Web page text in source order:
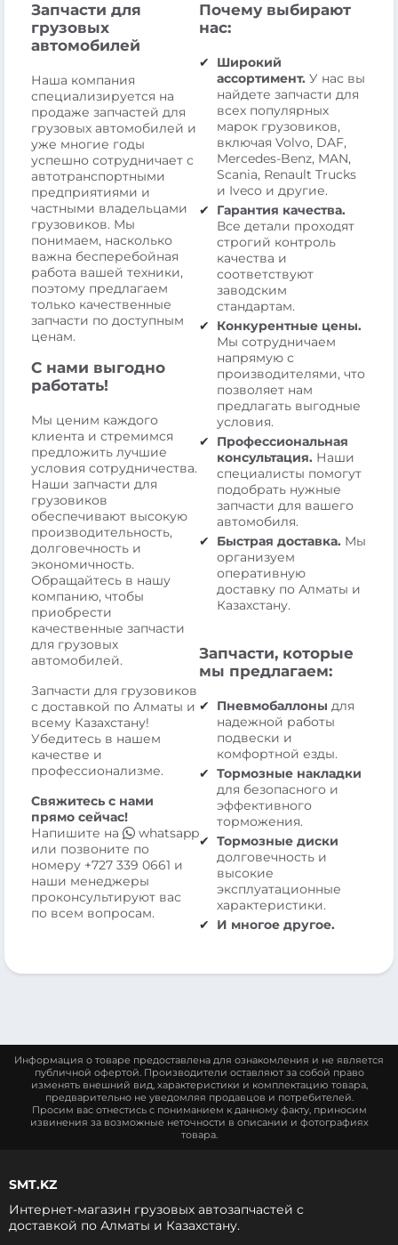
Запчасти для
грузовых
автомобилей
Наша компания
специализируется на
продаже запчастей для
грузовых автомобилей и
уже многие годы
успешно сотрудничает с
автотранспортными
предприятиями и
частными владельцами
грузовиков. Мы
понимаем, насколько
важна бесперебойная
работа вашей техники,
поэтому предлагаем
только качественные
запчасти по доступным
ценам.
С нами выгодно
работать!
Мы ценим каждого
клиента и стремимся
предложить лучшие
условия сотрудничества.
Наши запчасти для
грузовиков
обеспечивают высокую
производительность,
долговечность и
экономичность.
Обращайтесь в нашу
компанию, чтобы
приобрести
качественные запчасти
для грузовых
автомобилей.
Запчасти для грузовиков
с доставкой по Алматы и
всему Казахстану!
Убедитесь в нашем
качестве и
профессионализме.
Свяжитесь с нами
прямо сейчас!
Напишите на
whatsapp
или позвоните по
номеру +727 339 0661 и
наши менеджеры
проконсультируют вас
по всем вопросам.
Почему выбирают
нас:
Широкий
ассортимент. У нас вы
найдете запчасти для
всех популярных
марок грузовиков,
включая Volvo, DAF,
Mercedes-Benz, MAN,
Scania, Renault Trucks
и Iveco и другие.
Гарантия качества.
Все детали проходят
строгий контроль
качества и
соответствуют
заводским
стандартам.
Конкурентные цены.
Мы сотрудничаем
напрямую с
производителями, что
позволяет нам
предлагать выгодные
условия.
Профессиональная
консультация. Наши
специалисты помогут
подобрать нужные
запчасти для вашего
автомобиля.
Быстрая доставка. Мы
организуем
оперативную
доставку по Алматы и
Казахстану.
Запчасти, которые
мы предлагаем:
Пневмобаллоны для
надежной работы
подвески и
комфортной езды.
Тормозные накладки
для безопасного и
эффективного
торможения.
Тормозные диски
долговечность и
высокие
эксплуатационные
характеристики.
И многое другое.
Информация о товаре предоставлена для ознакомления и не является
публичной офертой. Производители оставляют за собой право
изменять внешний вид, характеристики и комплектацию товара,
предварительно не уведомляя продавцов и потребителей.
Просим вас отнестись с пониманием к данному факту, приносим
извинения за возможные неточности в описании и фотографиях
товара.
SMT.KZ
Интернет-магазин грузовых автозапчастей c
доставкой по Алматы и Казахстану.